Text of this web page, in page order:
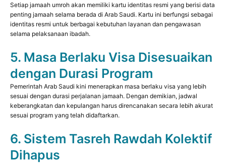
Setiap jamaah umroh akan memiliki kartu identitas resmi yang berisi data
penting jamaah selama berada di Arab Saudi. Kartu ini berfungsi sebagai
identitas resmi untuk berbagai kebutuhan layanan dan pengawasan
selama pelaksanaan ibadah.
5. Masa Berlaku Visa Disesuaikan
dengan Durasi Program
Pemerintah Arab Saudi kini menerapkan masa berlaku visa yang lebih
sesuai dengan durasi perjalanan jamaah. Dengan demikian, jadwal
keberangkatan dan kepulangan harus direncanakan secara lebih akurat
sesuai program yang telah didaftarkan.
6. Sistem Tasreh Rawdah Kolektif
Dihapus